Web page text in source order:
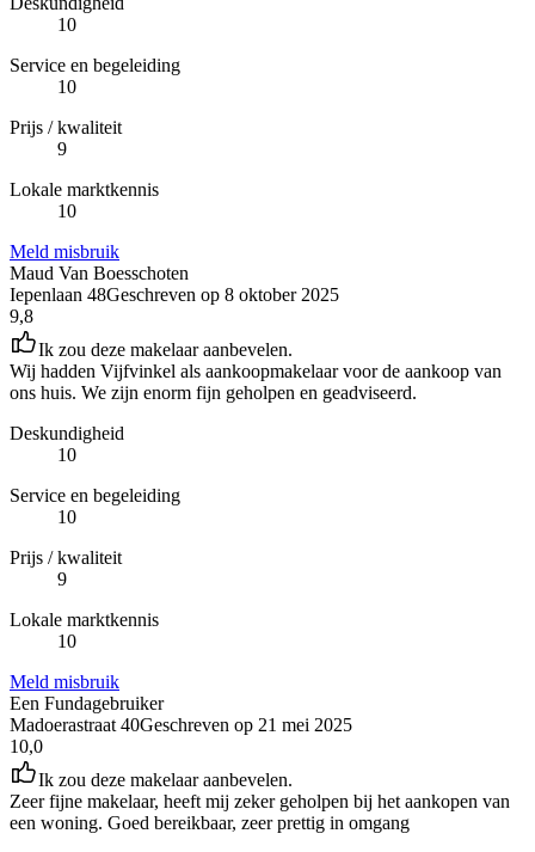
10
Service en begeleiding
10
Prijs / kwaliteit
9
Lokale marktkennis
10
Meld misbruik
Maud Van Boesschoten
Iepenlaan 48Geschreven op 8 oktober 2025
9,8
Ik zou deze makelaar aanbevelen.
Wij hadden Vijfvinkel als aankoopmakelaar voor de aankoop van
ons huis. We zijn enorm fijn geholpen en geadviseerd.
Deskundigheid
10
Service en begeleiding
10
Prijs / kwaliteit
9
Lokale marktkennis
10
Meld misbruik
Een Fundagebruiker
Madoerastraat 40Geschreven op 21 mei 2025
10,0
Ik zou deze makelaar aanbevelen.
Zeer fijne makelaar, heeft mij zeker geholpen bij het aankopen van
een woning. Goed bereikbaar, zeer prettig in omgang